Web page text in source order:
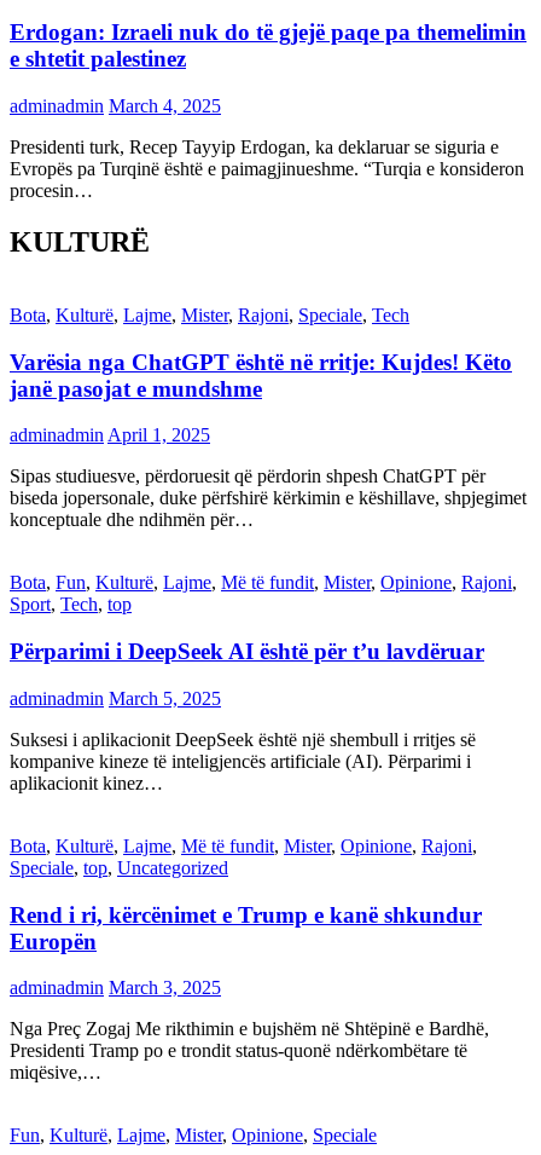
Erdogan: Izraeli nuk do të gjejë paqe pa themelimin
e shtetit palestinez
adminadmin March 4, 2025
Presidenti turk, Recep Tayyip Erdogan, ka deklaruar se siguria e
Evropës pa Turqinë është e paimagjinueshme. “Turqia e konsideron
procesin…
KULTURË
Bota, Kulturë, Lajme, Mister, Rajoni, Speciale, Tech
Varësia nga ChatGPT është në rritje: Kujdes! Këto
janë pasojat e mundshme
adminadmin April 1, 2025
Sipas studiuesve, përdoruesit që përdorin shpesh ChatGPT për
biseda jopersonale, duke përfshirë kërkimin e këshillave, shpjegimet
konceptuale dhe ndihmën për…
Bota, Fun, Kulturë, Lajme, Më të fundit, Mister, Opinione, Rajoni,
Sport, Tech, top
Përparimi i DeepSeek AI është për t’u lavdëruar
adminadmin March 5, 2025
Suksesi i aplikacionit DeepSeek është një shembull i rritjes së
kompanive kineze të inteligjencës artificiale (AI). Përparimi i
aplikacionit kinez…
Bota, Kulturë, Lajme, Më të fundit, Mister, Opinione, Rajoni,
Speciale, top, Uncategorized
Rend i ri, kërcënimet e Trump e kanë shkundur
Europën
adminadmin March 3, 2025
Nga Preç Zogaj Me rikthimin e bujshëm në Shtëpinë e Bardhë,
Presidenti Tramp po e trondit status-quonë ndërkombëtare të
miqësive,…
Fun, Kulturë, Lajme, Mister, Opinione, Speciale